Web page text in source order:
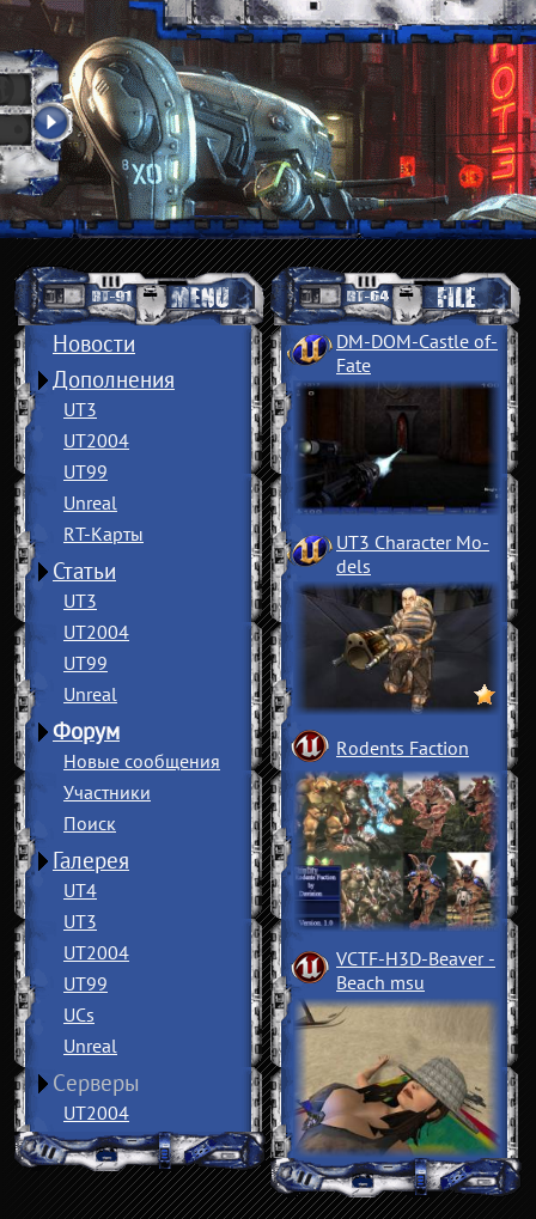
Новости
Дополнения
UT3
UT2004
UT99
Unreal
RT-Карты
Статьи
UT3
UT2004
UT99
Unreal
Форум
Новые сообщения
Участники
Поиск
Галерея
UT4
UT3
UT2004
UT99
UCs
Unreal
Серверы
UT2004
DM-DOM-Castle of­
Fate
UT3 Character Mo­
dels
Rodents Faction
VCTF-H3D-Beaver ­
Beach msu